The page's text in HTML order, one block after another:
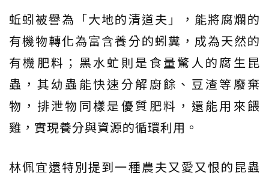
蚯蚓被譽為「大地的清道夫」，能將腐爛的
有機物轉化為富含養分的蚓糞，成為天然的
有機肥料；黑水虻則是食量驚人的腐生昆
蟲，其幼蟲能快速分解廚餘、豆渣等廢棄
物，排泄物同樣是優質肥料，還能用來餵
雞，實現養分與資源的循環利用。
林佩宜還特別提到一種農夫又愛又恨的昆蟲